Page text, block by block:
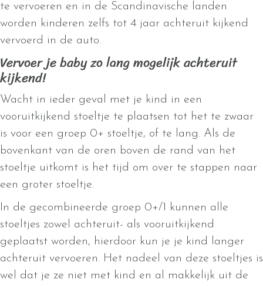
te vervoeren en in de Scandinavische landen
worden kinderen zelfs tot 4 jaar achteruit kijkend
vervoerd in de auto.
Vervoer je baby zo lang mogelijk achteruit
kijkend!
Wacht in ieder geval met je kind in een
vooruitkijkend stoeltje te plaatsen tot het te zwaar
is voor een groep 0+ stoeltje, of te lang. Als de
bovenkant van de oren boven de rand van het
stoeltje uitkomt is het tijd om over te stappen naar
een groter stoeltje.
In de gecombineerde groep 0+/1 kunnen alle
stoeltjes zowel achteruit- als vooruitkijkend
geplaatst worden, hierdoor kun je je kind langer
achteruit vervoeren. Het nadeel van deze stoeltjes is
wel dat je ze niet met kind en al makkelijk uit de